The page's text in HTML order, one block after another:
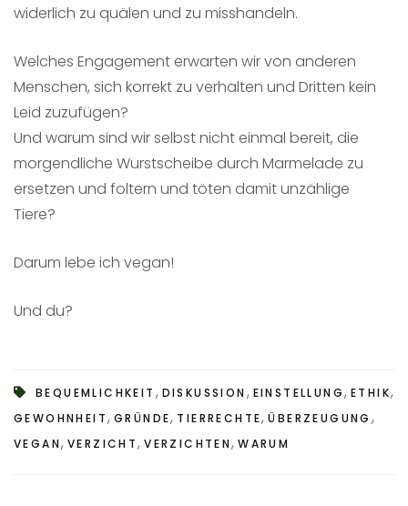
widerlich zu quälen und zu misshandeln.
Welches Engagement erwarten wir von anderen
Menschen, sich korrekt zu verhalten und Dritten kein
Leid zuzufügen?
Und warum sind wir selbst nicht einmal bereit, die
morgendliche Wurstscheibe durch Marmelade zu
ersetzen und foltern und töten damit unzählige
Tiere?
Darum lebe ich vegan!
Und du?
BEQUEMLICHKEIT , DISKUSSION , EINSTELLUNG,ETHIK,
GEWOHNHEIT, GRÜNDE, TIERRECHTE,ÜBERZEUGUNG ,
VEGAN, VERZICHT,VERZICHTEN,WARUM